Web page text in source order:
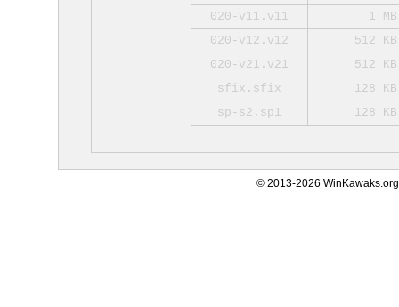
020-v11.v11
1 MB
020-v12.v12
512 KB
020-v21.v21
512 KB
sfix.sfix
128 KB
sp-s2.sp1
128 KB
© 2013-2026